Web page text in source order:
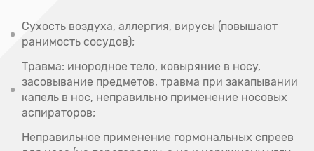
Сухость воздуха, аллергия, вирусы (повышают
ранимость сосудов);
Травма: инородное тело, ковыряние в носу,
засовывание предметов, травма при закапывании
капель в нос, неправильно применение носовых
аспираторов;
Неправильное применение гормональных спреев